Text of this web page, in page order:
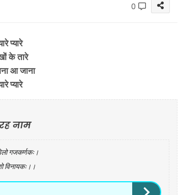
0
प्यारे
के तारे
आ जाना
प्यारे
नाम
गजकर्णकः।
विनायकः।।